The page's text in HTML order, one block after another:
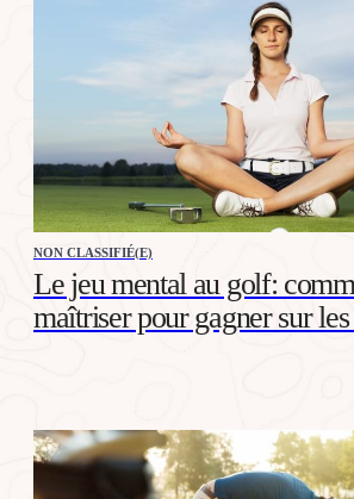
NON CLASSIFIÉ(E)
Le jeu mental au golf:
maîtriser pour gagner sur